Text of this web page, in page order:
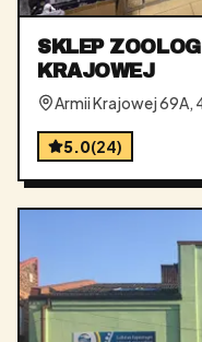
SKLEP
KRAJOWEJ
Armii Krajowej 69A,
5.0(24)